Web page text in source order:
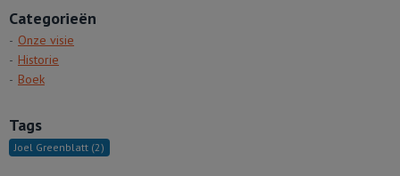
Categorieën
Onze visie
Historie
Boek
Tags
Joel Greenblatt (2)